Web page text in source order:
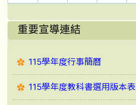
重要宣導連結
115學年度行事簡曆
115學年度教科書選用版本表